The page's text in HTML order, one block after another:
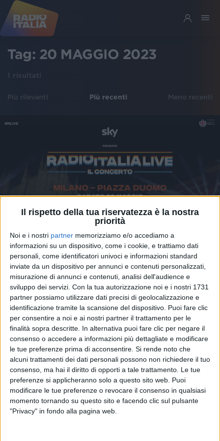
Il rispetto della tua riservatezza è la nostra
priorità
Noi e i nostri partner memorizziamo e/o accediamo a
informazioni su un dispositivo, come i cookie, e trattiamo dati
personali, come identificatori univoci e informazioni standard
inviate da un dispositivo per annunci e contenuti personalizzati,
misurazione di annunci e contenuti, analisi dell'audience e
sviluppo dei servizi. Con la tua autorizzazione noi e i nostri 1731
partner possiamo utilizzare dati precisi di geolocalizzazione e
identificazione tramite la scansione del dispositivo. Puoi fare clic
per consentire a noi e ai nostri partner il trattamento per le
finalità sopra descritte. In alternativa puoi fare clic per negare il
consenso o accedere a informazioni più dettagliate e modificare
le tue preferenze prima di acconsentire. Si rende noto che
alcuni trattamenti dei dati personali possono non richiedere il tuo
consenso, ma hai il diritto di opporti a tale trattamento. Le tue
preferenze si applicheranno solo a questo sito web. Puoi
modificare le tue preferenze o revocare il consenso in qualsiasi
momento tornando su questo sito e facendo clic sul pulsante
"Privacy" in fondo alla pagina web.
Tag: 20 MAGGIO 2023
1 risultati
Più rilevanti Più recenti Meno recenti
Il Cast - Radio Italia Live Il Concerto 2023
(Milano)
Chi siamo Contattaci
Privacy Lavora con noi